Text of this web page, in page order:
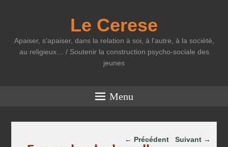
Le Cerese
Apaiser, s'apaiser, dans la relation à soi, à l'autre, à la société,
au religieux… / Soutenir la construction psycho-sociale des
jeunes
Menu
Parcourir les images
← Précédent Suivant →